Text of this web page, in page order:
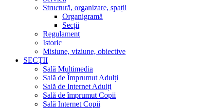
Structură, organizare, spații
Organigramă
Secții
Regulament
Istoric
Misiune, viziune, obiective
SECȚII
Sală Multimedia
Sală de Împrumut Adulți
Sală de Internet Adulți
Sală de împrumut Copii
Sală Internet Copii